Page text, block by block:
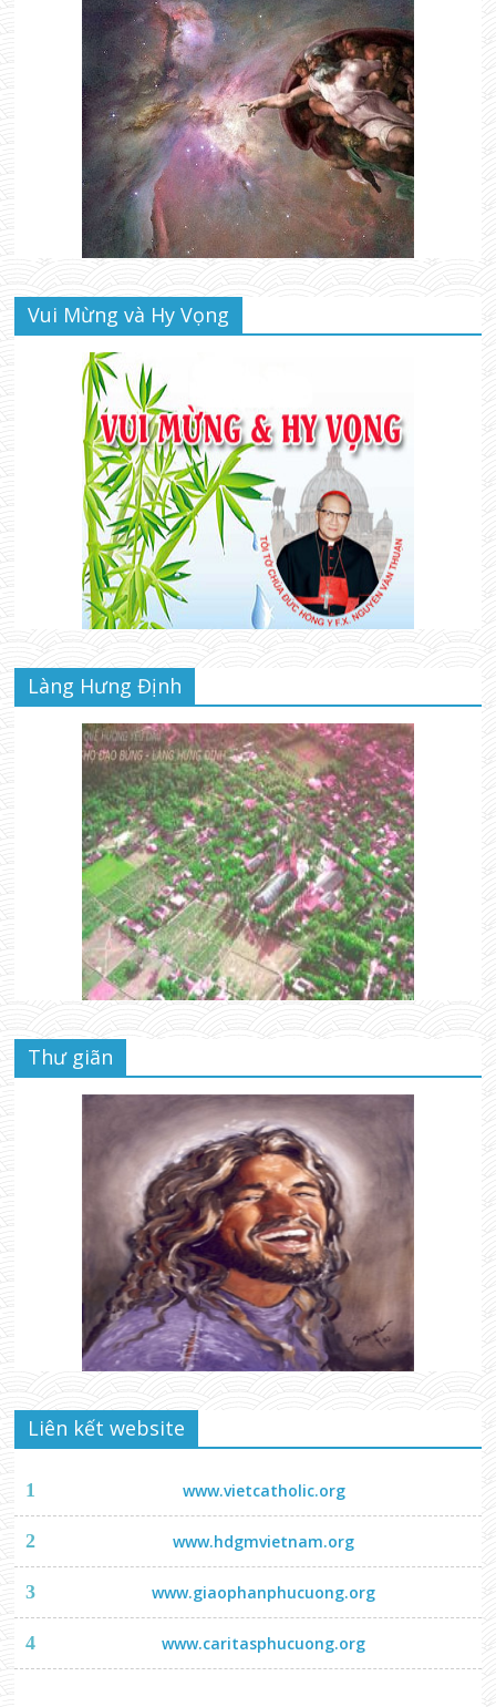
Vui Mừng và Hy Vọng
Làng Hưng Định
Thư giãn
Liên kết website
1 www.vietcatholic.org
2 www.hdgmvietnam.org
3 www.giaophanphucuong.org
4 www.caritasphucuong.org